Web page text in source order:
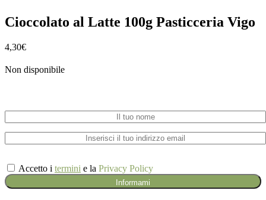
Cioccolato al Latte 100g Pasticceria Vigo
4,30€
Non disponibile
Accetto i termini e la Privacy Policy